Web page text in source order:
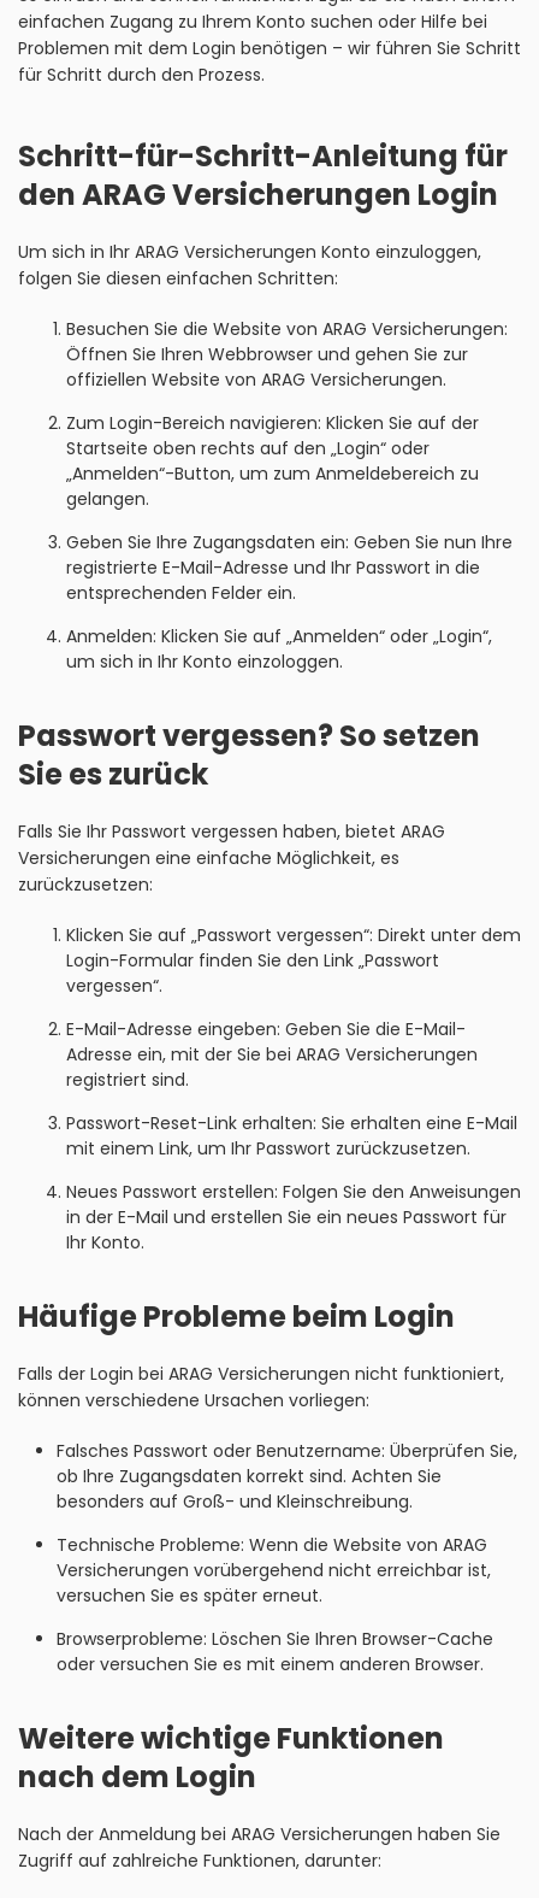
einfachen Zugang zu Ihrem Konto suchen oder Hilfe bei
Problemen mit dem Login benötigen – wir führen Sie Schritt
für Schritt durch den Prozess.
Schritt-für-Schritt-Anleitung für
den ARAG Versicherungen Login
Um sich in Ihr ARAG Versicherungen Konto einzuloggen,
folgen Sie diesen einfachen Schritten:
Besuchen Sie die Website von ARAG Versicherungen:
Öffnen Sie Ihren Webbrowser und gehen Sie zur
offiziellen Website von ARAG Versicherungen.
Zum Login-Bereich navigieren: Klicken Sie auf der
Startseite oben rechts auf den „Login“ oder
„Anmelden“-Button, um zum Anmeldebereich zu
gelangen.
Geben Sie Ihre Zugangsdaten ein: Geben Sie nun Ihre
registrierte E-Mail-Adresse und Ihr Passwort in die
entsprechenden Felder ein.
Anmelden: Klicken Sie auf „Anmelden“ oder „Login“,
um sich in Ihr Konto einzologgen.
Passwort vergessen? So setzen
Sie es zurück
Falls Sie Ihr Passwort vergessen haben, bietet ARAG
Versicherungen eine einfache Möglichkeit, es
zurückzusetzen:
Klicken Sie auf „Passwort vergessen“: Direkt unter dem
Login-Formular finden Sie den Link „Passwort
vergessen“.
E-Mail-Adresse eingeben: Geben Sie die E-Mail-
Adresse ein, mit der Sie bei ARAG Versicherungen
registriert sind.
Passwort-Reset-Link erhalten: Sie erhalten eine E-Mail
mit einem Link, um Ihr Passwort zurückzusetzen.
Neues Passwort erstellen: Folgen Sie den Anweisungen
in der E-Mail und erstellen Sie ein neues Passwort für
Ihr Konto.
Häufige Probleme beim Login
Falls der Login bei ARAG Versicherungen nicht funktioniert,
können verschiedene Ursachen vorliegen:
Falsches Passwort oder Benutzername: Überprüfen Sie,
ob Ihre Zugangsdaten korrekt sind. Achten Sie
besonders auf Groß- und Kleinschreibung.
Technische Probleme: Wenn die Website von ARAG
Versicherungen vorübergehend nicht erreichbar ist,
versuchen Sie es später erneut.
Browserprobleme: Löschen Sie Ihren Browser-Cache
oder versuchen Sie es mit einem anderen Browser.
Weitere wichtige Funktionen
nach dem Login
Nach der Anmeldung bei ARAG Versicherungen haben Sie
Zugriff auf zahlreiche Funktionen, darunter: